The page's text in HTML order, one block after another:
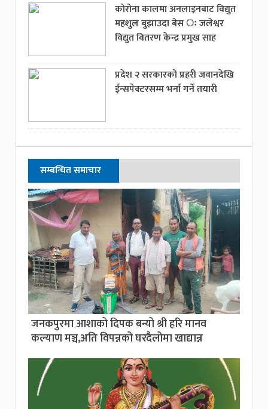
कोरोना कालमा अनलाइनबाट विद्युत
महशुल बुझाउदा बेस ः जलेश्वर
विद्युत वितरण केन्द्र प्रमुख साह
प्रदेश २ सरकारको प्रहरी जवानदेखि
ईन्सपेक्टरसम्म भर्ना गर्ने तयारी
सम्बन्धित समाचार
जनकपुरमा आशाको दिपक बन्यो श्री हरि मानव
कल्याण मञ्च,अति विपन्नको घरदैलोमा खाद्यान्न